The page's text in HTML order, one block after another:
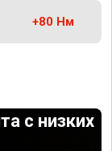
+80 Нм
с низких